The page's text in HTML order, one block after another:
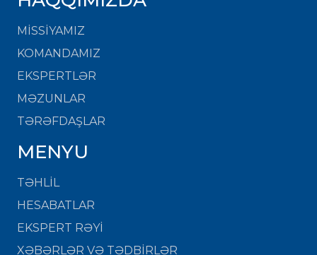
MISSIYAMIZ
KOMANDAMIZ
EKSPERTLƏR
MƏZUNLAR
TƏRƏFDAŞLAR
MENYU
TƏHLİL
HESABATLAR
EKSPERT RƏYİ
XƏBƏRLƏR VƏ TƏDBİRLƏR